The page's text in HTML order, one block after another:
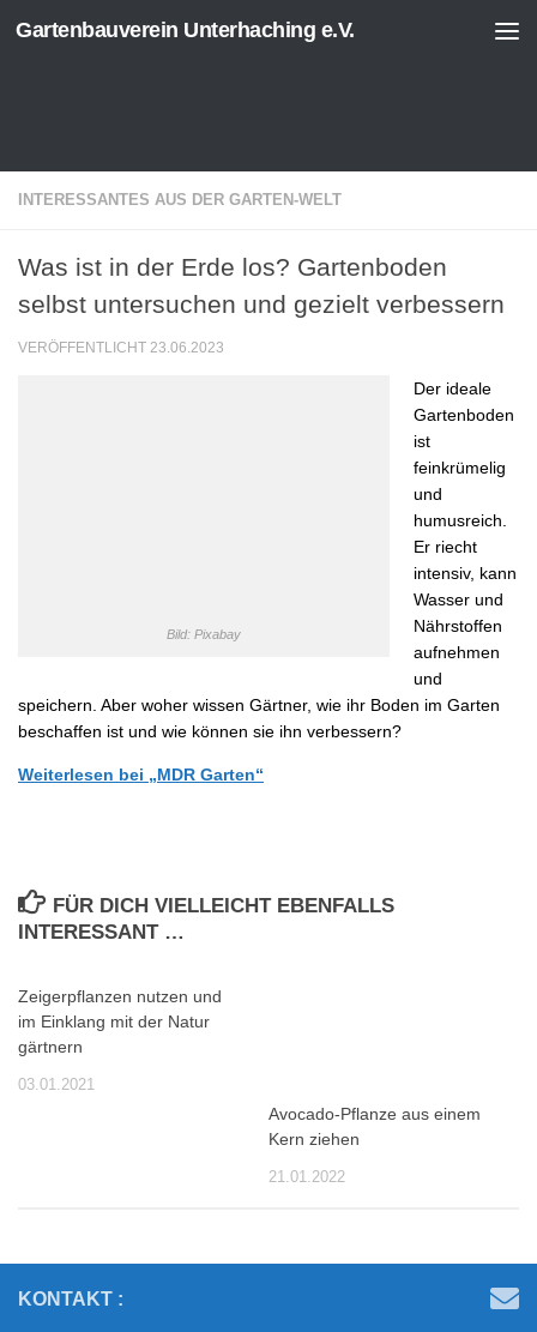
Zum Inhalt springen
Gartenbauverein Unterhaching e.V.
INTERESSANTES AUS DER GARTEN-WELT
Was ist in der Erde los? Gartenboden
selbst untersuchen und gezielt verbessern
VERÖFFENTLICHT 23.06.2023
Bild: Pixabay
Der ideale
Gartenboden
ist
feinkrümelig
und
humusreich.
Er riecht
intensiv, kann
Wasser und
Nährstoffen
aufnehmen
und
speichern. Aber woher wissen Gärtner, wie ihr Boden im Garten
beschaffen ist und wie können sie ihn verbessern?
Weiterlesen bei „MDR Garten“
FÜR DICH VIELLEICHT EBENFALLS
INTERESSANT …
Zeigerpflanzen nutzen und
im Einklang mit der Natur
gärtnern
03.01.2021
Avocado-Pflanze aus einem
Kern ziehen
21.01.2022
KONTAKT :